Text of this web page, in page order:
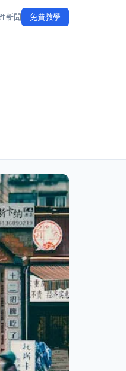
新聞 免費教學